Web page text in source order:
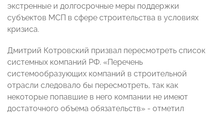
экстренные и долгосрочные меры поддержки
субъектов МСП в сфере строительства в условиях
кризиса.
Дмитрий Котровский призвал пересмотреть список
системных компаний РФ. «Перечень
системообразующих компаний в строительной
отрасли следовало бы пересмотреть, так как
некоторые попавшие в него компании не имеют
достаточного объема обязательств» - отметил